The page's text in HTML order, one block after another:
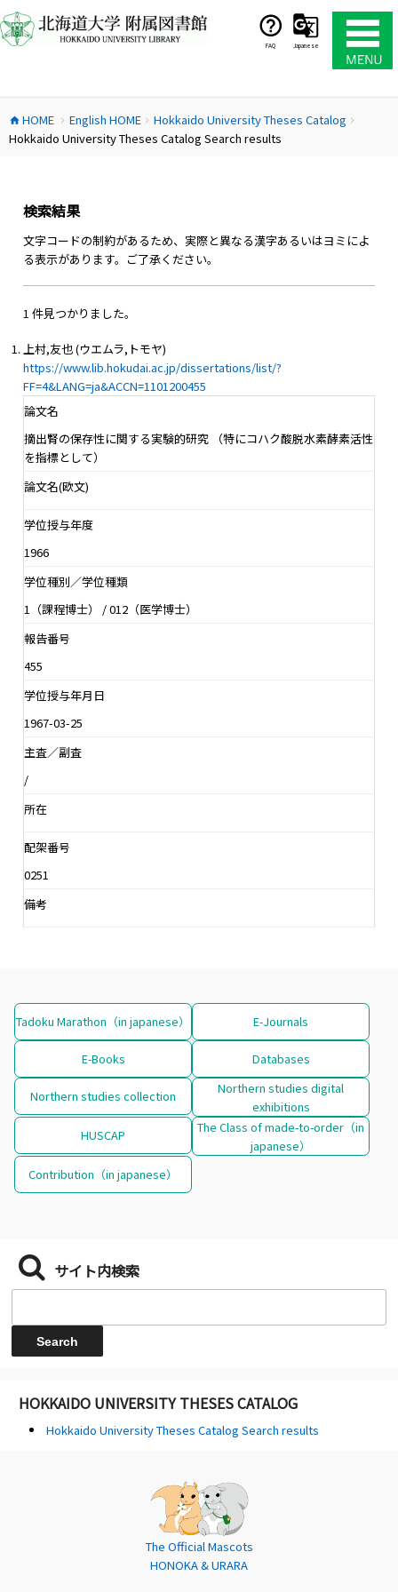
ン
テ
ス
キ
FAQ Japanese
home HOME chevron_right English HOMEchevron_right Hokkaido University Theses Catalog chevron_right
Hokkaido University Theses Catalog Search results
検索結果
文字コードの制約があるため、実際と異なる漢字あるいはヨミによ
る表示があります。ご了承ください。
1 件見つかりました。
上村,友也 (ウエムラ,トモヤ)
https://www.lib.hokudai.ac.jp/dissertations/list/?
FF=4&LANG=ja&ACCN=1101200455
論文名
摘出腎の保存性に関する実験的研究 （特にコハク酸脱水素酵素活性
を指標として）
論文名(欧文)
学位授与年度
1966
学位種別／学位種類
1（課程博士） / 012（医学博士）
報告番号
455
学位授与年月日
1967-03-25
主査／副査
/
所在
配架番号
0251
備考
Tadoku Marathon（in japanese） E-Journals
E-Books Databases
Northern studies collection
Northern studies digital
exhibitions
HUSCAP
The Class of made-to-order（in
japanese）
Contribution（in japanese）
サイト内検索
HOKKAIDO UNIVERSITY THESES CATALOG
Hokkaido University Theses Catalog Search results
The Official Mascots
HONOKA & URARA